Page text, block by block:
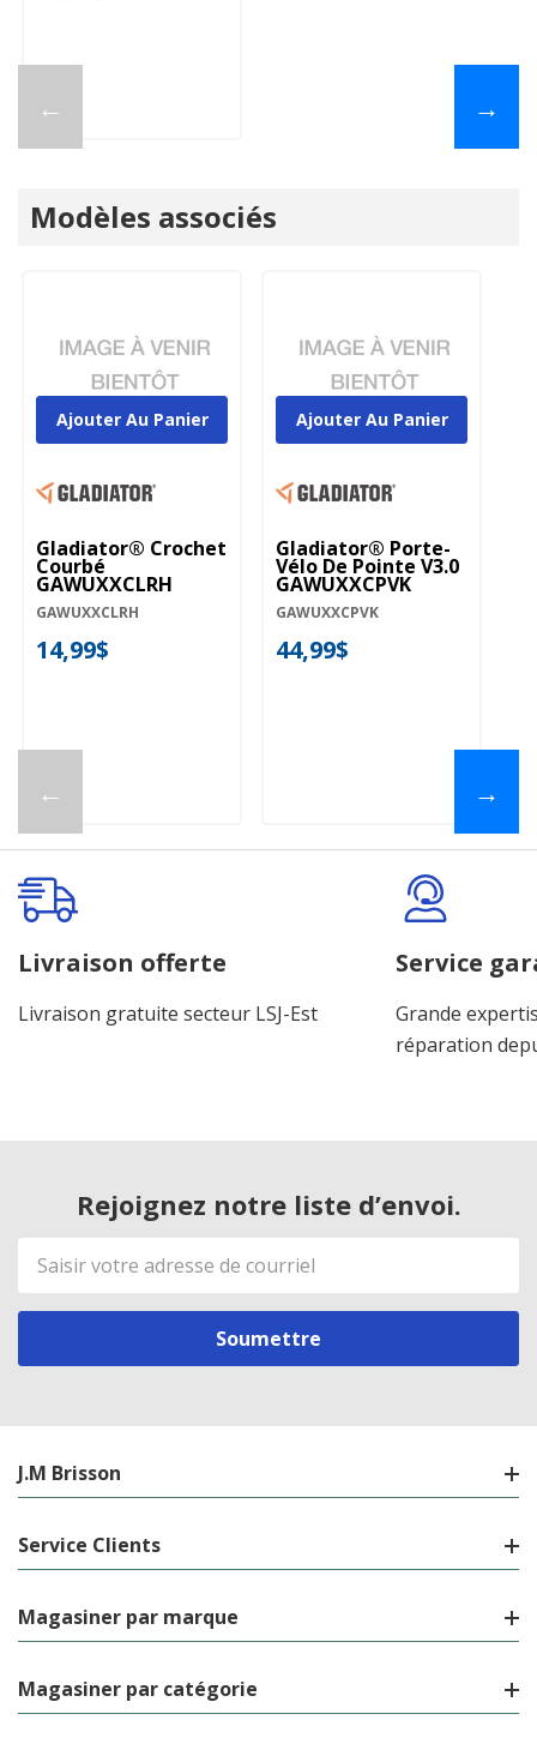
← →
Modèles associés
←
Gladiator® Crochet
Courbé
GAWUXXCLRH
GAWUXXCLRH
14,99$
Ajouter Au Panier
Gladiator® Porte-
Vélo De Pointe V3.0
GAWUXXCPVK
GAWUXXCPVK
44,99$
Ajouter Au Panier
→
Livraison offerte
Livraison gratuite secteur LSJ-Est
Service
Grande
réparation
Rejoignez notre liste d’envoi.
Adresse
de
courriel
J.M Brisson
Service Clients
Magasiner par marque
Magasiner par catégorie